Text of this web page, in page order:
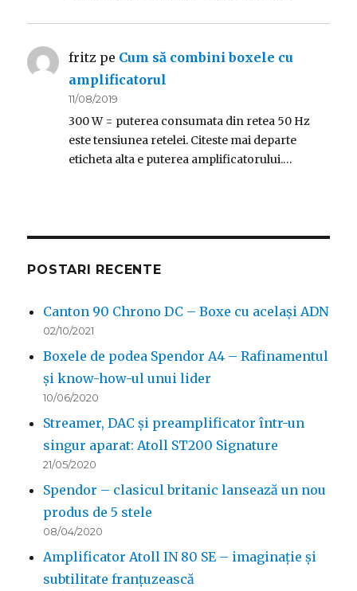
fritz pe Cum să combini boxele cu
amplificatorul
11/08/2019
300 W = puterea consumata din retea 50 Hz
este tensiunea retelei. Citeste mai departe
eticheta alta e puterea amplificatorului.…
POSTARI RECENTE
Canton 90 Chrono DC – Boxe cu același ADN
02/10/2021
Boxele de podea Spendor A4 – Rafinamentul
și know-how-ul unui lider
10/06/2020
Streamer, DAC și preamplificator într-un
singur aparat: Atoll ST200 Signature
21/05/2020
Spendor – clasicul britanic lansează un nou
produs de 5 stele
08/04/2020
Amplificator Atoll IN 80 SE – imaginație și
subtilitate franțuzească